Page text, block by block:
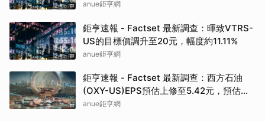
242.5元，幅度約3.96%
anue鉅亨網
鉅亨速報 - Factset 最新調查：暉致VTRS-
US的目標價調升至20元，幅度約11.11%
anue鉅亨網
鉅亨速報 - Factset 最新調查：西方石油
(OXY-US)EPS預估上修至5.42元，預估目
標價為67.00元
anue鉅亨網